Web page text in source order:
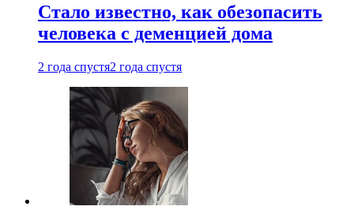
Стало известно, как обезопасить
человека с деменцией дома
2 года спустя2 года спустя